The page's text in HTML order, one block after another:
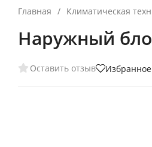
Главная / Климатическая
Наружный
Оставить отзыв Избранное